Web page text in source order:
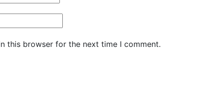
this browser for the next time I comment.